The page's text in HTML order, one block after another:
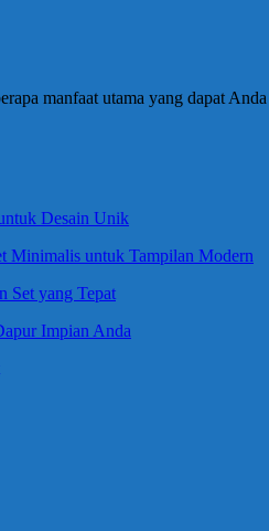
manfaat utama yang dapat
Desain Unik
Minimalis untuk Tampilan Modern
Set yang Tepat
Impian Anda